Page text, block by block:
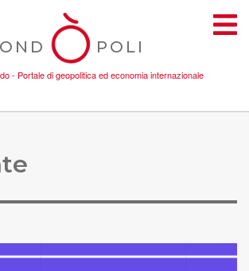
POLI
- Portale di geopolitica ed economia internazionale